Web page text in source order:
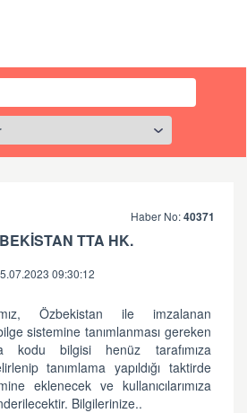
Haber No:40371
TTA HK.
09:30:12
Özbekistan ile imzalanan
sistemine tanımlanması gereken
kodu bilgisi henüz tarafımıza
tanımlama yapıldığı taktirde
eklenecek ve kullanıcılarımıza
Bilgilerinize..